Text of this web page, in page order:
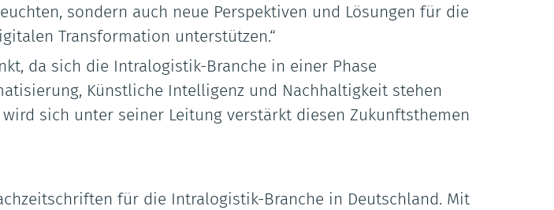
sondern auch neue Perspektiven und Lösungen für die
Transformation unterstützen.“
da sich die Intralogistik-Branche in einer Phase
Künstliche Intelligenz und Nachhaltigkeit stehen
sich unter seiner Leitung verstärkt diesen Zukunftsthemen
für die Intralogistik-Branche in Deutschland. Mit